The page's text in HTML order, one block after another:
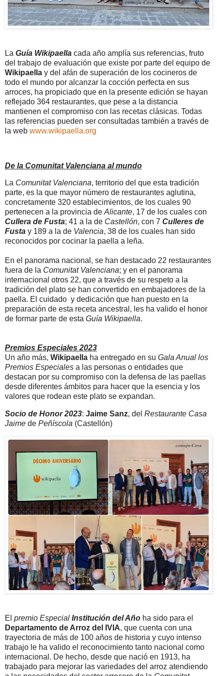
La Guía Wikipaella cada año amplía sus referencias, fruto
del trabajo de evaluación que existe por parte del equipo de
Wikipaella y del afán de superación de los cocineros de
todo el mundo por alcanzar la cocción perfecta en sus
arroces, ha propiciado que en la presente edición se hayan
reflejado 364 restaurantes, que pese a la distancia
mantienen el compromiso con las recetas clásicas. Todas
las referencias pueden ser consultadas también a través de
la web www.wikipaella.org
De la Comunitat Valenciana al mundo
La Comunitat Valenciana, territorio del que esta tradición
parte, es la que mayor número de restaurantes aglutina,
concretamente 320 establecimientos, de los cuales 90
pertenecen a la provincia de Alicante, 17 de los cuales con
Cullera de Fusta; 41 a la de Castellón, con 7 Culleres de
Fusta y 189 a la de Valencia, 38 de los cuales han sido
reconocidos por cocinar la paella a leña.
En el panorama nacional, se han destacado 22 restaurantes
fuera de la Comunitat Valenciana; y en el panorama
internacional otros 22, que a través de su respeto a la
tradición del plato se han convertido en embajadores de la
paella. El cuidado y dedicación que han puesto en la
preparación de esta receta ancestral, les ha valido el honor
de formar parte de esta Guía Wikipaella.
Premios Especiales 2023
Un año más, Wikipaella ha entregado en su Gala Anual los
Premios Especiales a las personas o entidades que
destacan por su compromiso con la defensa de las paellas
desde diferentes ámbitos para hacer que la esencia y los
valores que rodean este plato se expandan.
Socio de Honor 2023: Jaime Sanz, del Restaurante Casa
Jaime de Peñíscola (Castellón)
El premio Especial Institución del Año ha sido para el
Departamento de Arroz del IVIA, que cuenta con una
trayectoria de más de 100 años de historia y cuyo intenso
trabajo le ha valido el reconocimiento tanto nacional como
internacional. De hecho, desde que nació en 1913, ha
trabajado para mejorar las variedades del arroz atendiendo